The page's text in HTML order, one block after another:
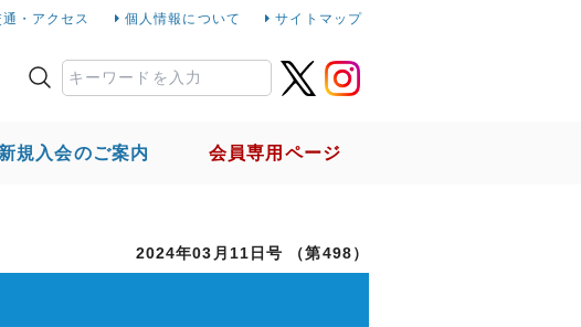
通・アクセス 個人情報について サイトマップ
新規入会のご案内 会員専用ページ
2024年03月11日号 （第498）